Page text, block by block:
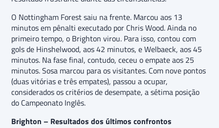
O Nottingham Forest saiu na frente. Marcou aos 13
minutos em pênalti executado por Chris Wood. Ainda no
primeiro tempo, o Brighton virou. Para isso, contou com
gols de Hinshelwood, aos 42 minutos, e Welbaeck, aos 45
minutos. Na fase final, contudo, ceceu o empate aos 25
minutos. Sosa marcou para os visitantes. Com nove pontos
(duas vitórias e três empates), passou a ocupar,
considerados os critérios de desempate, a sétima posição
do Campeonato Inglês.
Brighton – Resultados dos últimos confrontos